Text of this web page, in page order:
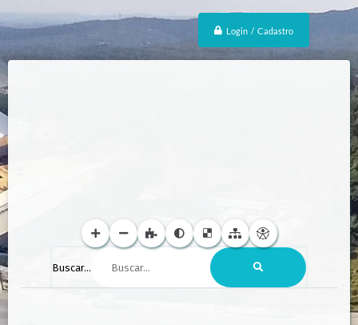
Login / Cadastro
Buscar...